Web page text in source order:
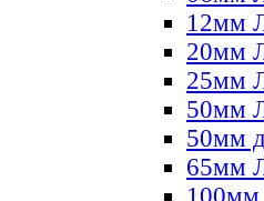
12мм
20мм
25мм
50мм
50мм
65мм